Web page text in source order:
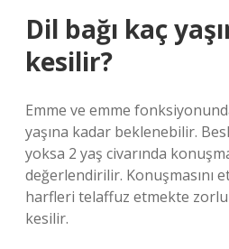
Dil bağı kaç
kesilir?
Emme ve emme
yaşına kadar beklenebilir.
yoksa 2 yaş civarında
değerlendirilir. Konuşmasını
harfleri telaffuz etmekte
kesilir.